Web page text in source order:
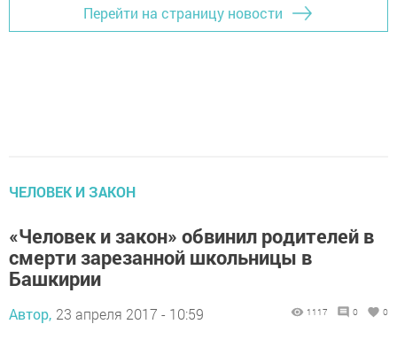
Перейти на страницу новости
ЧЕЛОВЕК И ЗАКОН
«Человек и закон» обвинил родителей в
смерти зарезанной школьницы в
Башкирии
Автор, 23 апреля 2017 - 10:59 1117 0 0